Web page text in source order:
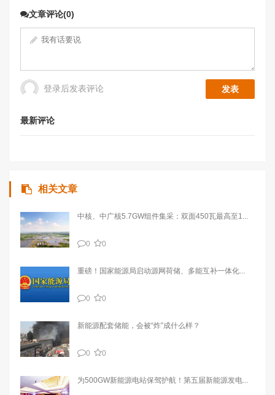
文章评论(0)
登录后发表评论
最新评论
相关文章
中核、中广核5.7GW组件集采：双面450瓦最高至1...
0 0
重磅！国家能源局启动源网荷储、多能互补一体化...
0 0
新能源配套储能，会被“炸”成什么样？
0 0
为500GW新能源电站保驾护航！第五届新能源发电...